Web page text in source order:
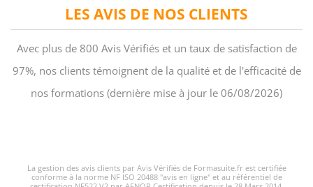
LES AVIS DE NOS CLIENTS
Avec plus de 800 Avis Vérifiés et un taux de satisfaction de
97%, nos clients témoignent de la qualité et de l'efficacité de
nos formations (dernière mise à jour le 06/08/2026)
La gestion des avis clients par Avis Vérifiés de Formasuite.fr est certifiée
conforme à la norme NF ISO 20488 "avis en ligne" et au référentiel de